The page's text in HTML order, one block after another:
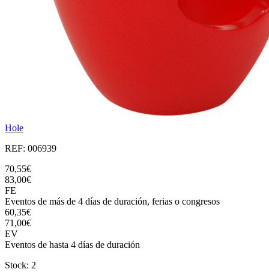
Hole
REF: 006939
70,55€
83,00€
FE
Eventos de más de 4 días de duración, ferias o congresos
60,35€
71,00€
EV
Eventos de hasta 4 días de duración
Stock: 2